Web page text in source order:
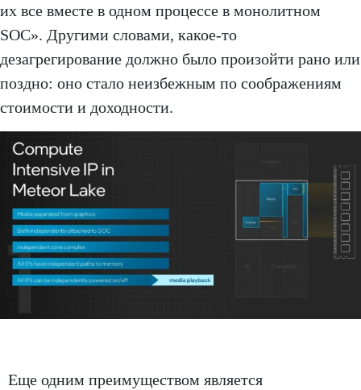
их все вместе в одном процессе в монолитном
SOC». Другими словами, какое-то
дезагрегирование должно было произойти рано или
поздно: оно стало неизбежным по соображениям
стоимости и доходности.
Еще одним преимуществом является